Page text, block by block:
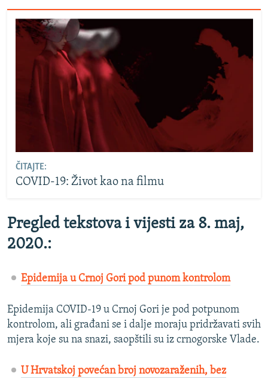
ČITAJTE:
COVID-19: Život kao na filmu
Pregled tekstova i vijesti za 8. maj,
2020.:
Epidemija u Crnoj Gori pod punom kontrolom
Epidemija COVID-19 u Crnoj Gori je pod potpunom
kontrolom, ali građani se i dalje moraju pridržavati svih
mjera koje su na snazi, saopštili su iz crnogorske Vlade.
U Hrvatskoj povećan broj novozaraženih, bez